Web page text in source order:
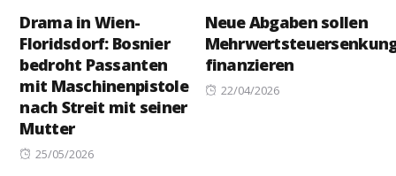
Drama in Wien-
Floridsdorf: Bosnier
bedroht Passanten
mit Maschinenpistole
nach Streit mit seiner
Mutter
Posted
25/05/2026
Neue Abgaben sollen
finanzieren
Posted
22/04/2026